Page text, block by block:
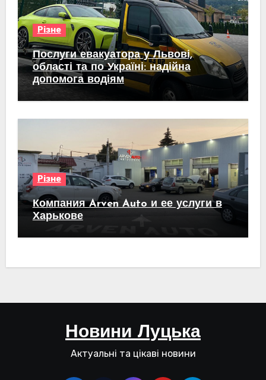
Різне
Послуги евакуатора у Львові,
області та по Україні: надійна
допомога водіям
Різне
Компания Arven Auto и ее услуги в
Харькове
Новини Луцька
Актуальні та цікаві новини